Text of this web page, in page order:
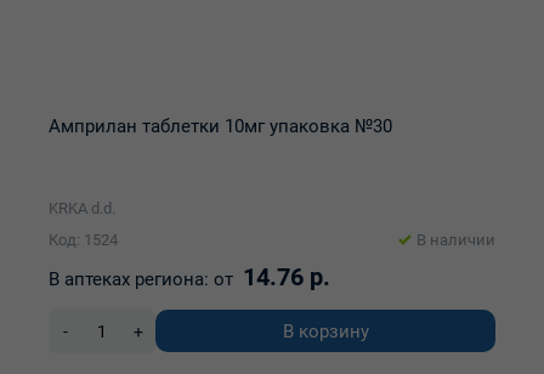
Амприлан таблетки 10мг упаковка №30
KRKA d.d.
Код: 1524
В наличии
В аптеках региона: от 14.76 р.
- + В корзину